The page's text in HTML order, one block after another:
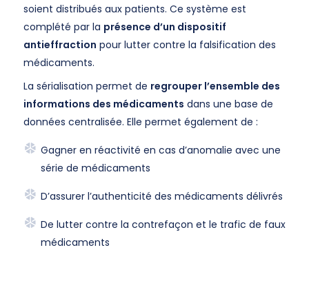
soient distribués aux patients. Ce système est
complété par la présence d’un dispositif
antieffraction pour lutter contre la falsification des
médicaments.
La sérialisation permet de regrouper l’ensemble des
informations des médicaments dans une base de
données centralisée. Elle permet également de :
Gagner en réactivité en cas d’anomalie avec une
série de médicaments
D’assurer l’authenticité des médicaments délivrés
De lutter contre la contrefaçon et le trafic de faux
médicaments